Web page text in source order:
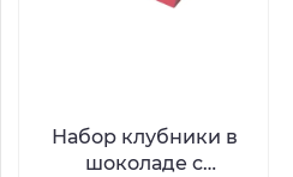
Набор клубники в
шоколаде с